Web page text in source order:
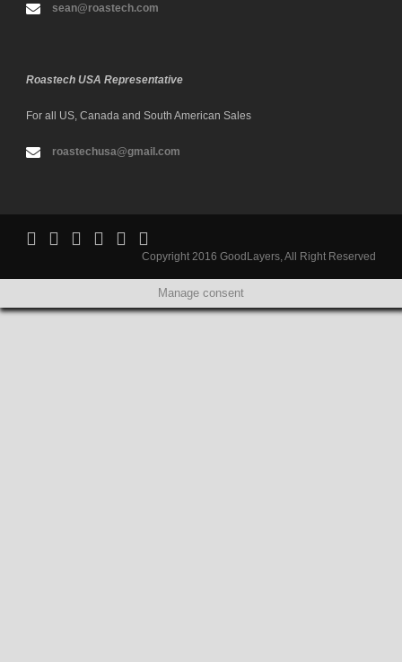
sean@roastech.com
Roastech USA Representative
For all US, Canada and South American Sales
roastechusa@gmail.com
Copyright 2016 GoodLayers, All Right Reserved
Manage consent